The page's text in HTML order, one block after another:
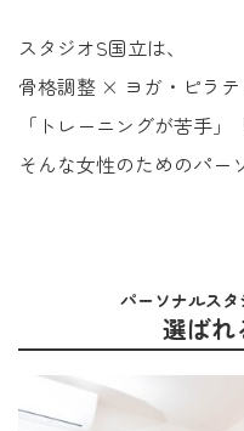
スタジオS国立は、
骨格調整 × ヨガ・ピラテ
「トレーニングが苦手」
そんな女性のためのパー
パーソナルス
選ばれ